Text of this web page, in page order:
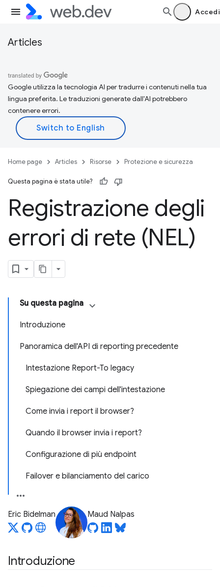
Accedi
Articles
Google utilizza la tecnologia AI per tradurre i contenuti nella tua
lingua preferita. Le traduzioni generate dall'AI potrebbero
contenere errori.
Home page Articles Risorse Protezione e sicurezza
Questa pagina è stata utile?
Registrazione degli
errori di rete (NEL)
Su questa pagina
Introduzione
Panoramica dell'API di reporting precedente
Intestazione Report-To legacy
Spiegazione dei campi dell'intestazione
Come invia i report il browser?
Quando il browser invia i report?
Configurazione di più endpoint
Failover e bilanciamento del carico
Eric Bidelman Maud Nalpas
Introduzione